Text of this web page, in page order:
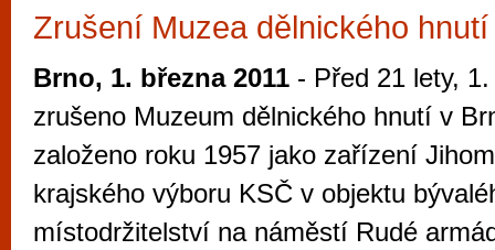
Zrušení Muzea dělnického
Brno, 1. března 2011 - Před 21 lety,
zrušeno Muzeum dělnického hnutí v
založeno roku 1957 jako zařízení
krajského výboru KSČ v objektu
místodržitelství na náměstí Rudé
Průvodce
Brně: Od
automaty
Brno je
zajímavé
restaurace,
Mimo jiné je ale také místem, kde si